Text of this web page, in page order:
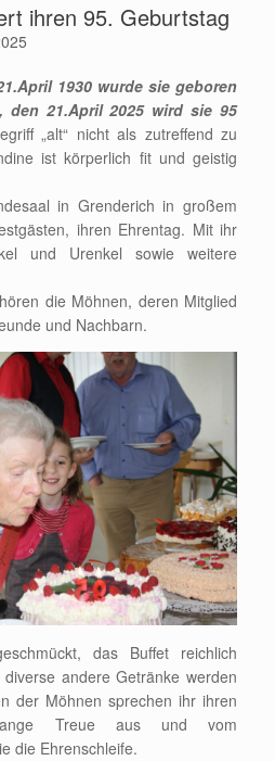
ihren 95. Geburtstag
1930 wurde sie geboren
den 21.April 2025 wird sie 95
„alt“ nicht als zutreffend zu
ist körperlich fit und geistig
in Grenderich in großem
ihren Ehrentag. Mit ihr
und Urenkel sowie weitere
die Möhnen, deren Mitglied
und Nachbarn.
das Buffet reichlich
andere Getränke werden
der Möhnen sprechen ihr ihren
Treue aus und vom
die Ehrenschleife.